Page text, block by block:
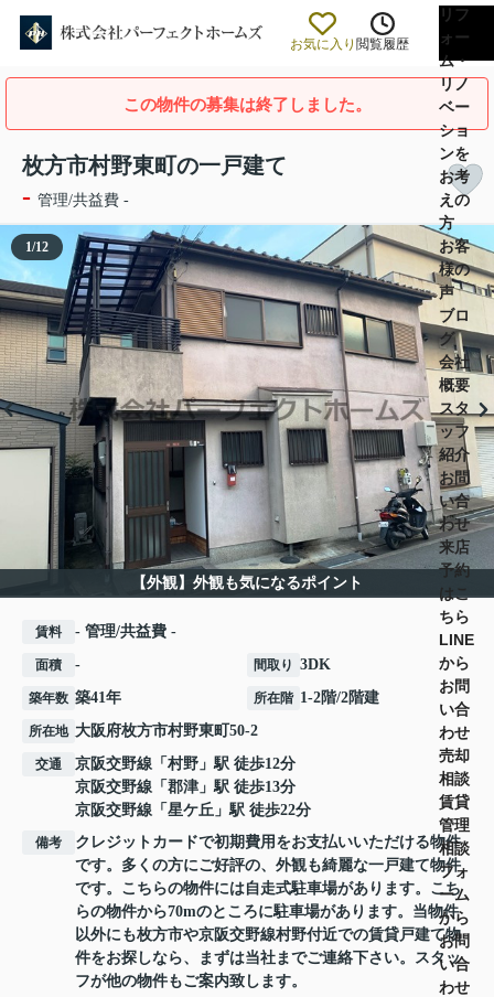
お気に入り 閲覧履歴
リフ
ォー
ム・
リノ
ベー
ショ
ンを
お考
えの
方
お客
様の
声
ブロ
グ
会社
概要
スタ
ッフ
紹介
お問
い合
わせ
来店
予約
はこ
ちら
LINE
から
お問
い合
わせ
売却
相談
賃貸
管理
相談
フォ
ーム
から
お問
い合
わせ
この物件の募集は終了しました。
枚方市村野東町の一戸建て
- 管理/共益費 -
【外観】外観も気になるポイント
1/12
賃料 - 管理/共益費 -
面積 - 間取り 3DK
築年数 築41年 所在階 1-2階/2階建
所在地 大阪府枚方市村野東町 50-2
交通 京阪交野線 「 村野 」駅 徒歩12分
京阪交野線 「 郡津 」駅 徒歩13分
京阪交野線 「 星ケ丘 」駅 徒歩22分
備考
クレジットカードで初期費用をお支払いいただける物件
です。多くの方にご好評の、外観も綺麗な一戸建て物件
です。こちらの物件には自走式駐車場があります。こち
らの物件から70mのところに駐車場があります。当物件
以外にも枚方市や京阪交野線村野付近での賃貸戸建て物
件をお探しなら、まずは当社までご連絡下さい。スタッ
フが他の物件もご案内致します。